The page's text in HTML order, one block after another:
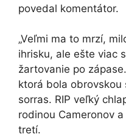
povedal komentátor.
„Veľmi ma to mrzí,
ihrisku, ale ešte viac
žartovanie po
ktorá bola obrovskou
sorras. RIP veľký
rodinou Cameronov
tretí.